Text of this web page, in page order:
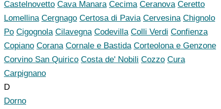
Castelnovetto Cava Manara Cecima Ceranova Ceretto
Lomellina Cergnago Certosa di Pavia Cervesina Chignolo
Po Cigognola Cilavegna Codevilla Colli Verdi Confienza
Copiano Corana Cornale e Bastida Corteolona e Genzone
Corvino San Quirico Costa de' Nobili Cozzo Cura
Carpignano
D
Dorno